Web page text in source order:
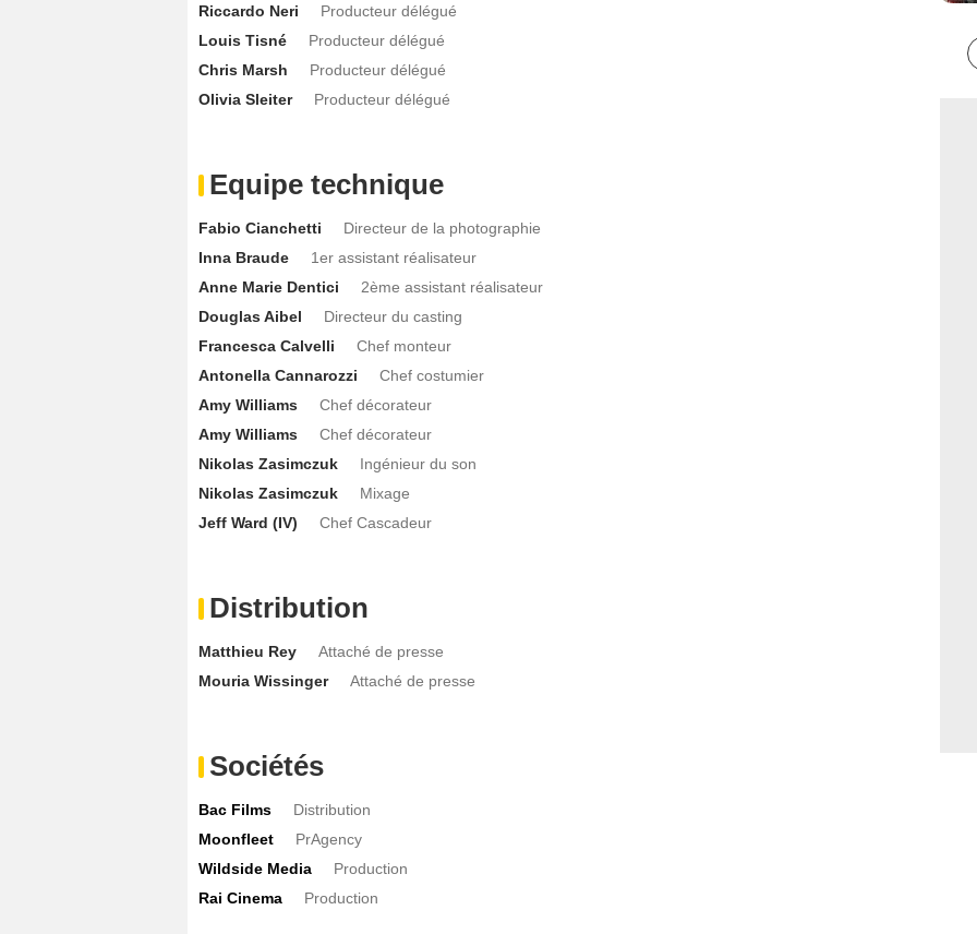
Riccardo Neri
Producteur délégué
Louis Tisné
Producteur délégué
Chris Marsh
Producteur délégué
Olivia Sleiter
Producteur délégué
Equipe technique
Fabio Cianchetti
Directeur de la photographie
Inna Braude
1er assistant réalisateur
Anne Marie Dentici
2ème assistant réalisateur
Douglas Aibel
Directeur du casting
Francesca Calvelli
Chef monteur
Antonella Cannarozzi
Chef costumier
Amy Williams
Chef décorateur
Amy Williams
Chef décorateur
Nikolas Zasimczuk
Ingénieur du son
Nikolas Zasimczuk
Mixage
Jeff Ward (IV)
Chef Cascadeur
Distribution
Matthieu Rey
Attaché de presse
Mouria Wissinger
Attaché de presse
Sociétés
Bac Films
Distribution
Moonfleet
PrAgency
Wildside Media
Production
Rai Cinema
Production